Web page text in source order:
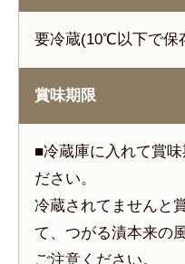
要冷蔵(10℃以下で保
賞味期限
■冷蔵庫に入れて賞
ださい。
冷蔵されてませんと
て、つがる漬本来の
ご注意ください。